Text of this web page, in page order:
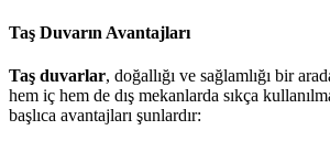
Taş Duvarın Avantajları
Taş duvarlar, doğallığı ve sağlamlığı bir
hem iç hem de dış mekanlarda sıkça
başlıca avantajları şunlardır: